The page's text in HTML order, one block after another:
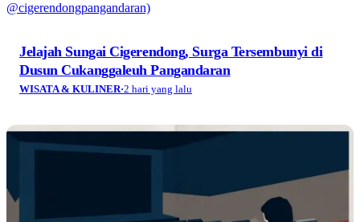
Jelajah Sungai Cigerendong, Surga Tersembunyi di
Dusun Cukanggaleuh Pangandaran
WISATA & KULINER·2 hari yang lalu